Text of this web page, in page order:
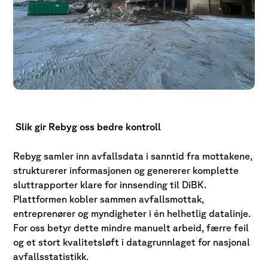
Slik gir Rebyg oss bedre kontroll
Rebyg samler inn avfallsdata i sanntid fra mottakene,
strukturerer informasjonen og genererer komplette
sluttrapporter klare for innsending til DiBK.
Plattformen kobler sammen avfallsmottak,
entreprenører og myndigheter i én helhetlig datalinje.
For oss betyr dette mindre manuelt arbeid, færre feil
og et stort kvalitetsløft i datagrunnlaget for nasjonal
avfallsstatistikk.